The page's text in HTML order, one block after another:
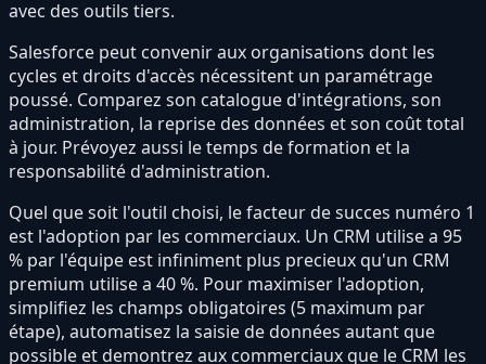
avec des outils tiers.
Salesforce peut convenir aux organisations dont les
cycles et droits d'accès nécessitent un paramétrage
poussé. Comparez son catalogue d'intégrations, son
administration, la reprise des données et son coût total
à jour. Prévoyez aussi le temps de formation et la
responsabilité d'administration.
Quel que soit l'outil choisi, le facteur de succes numéro 1
est l'adoption par les commerciaux. Un CRM utilise a 95
% par l'équipe est infiniment plus precieux qu'un CRM
premium utilise a 40 %. Pour maximiser l'adoption,
simplifiez les champs obligatoires (5 maximum par
étape), automatisez la saisie de données autant que
possible et demontrez aux commerciaux que le CRM les